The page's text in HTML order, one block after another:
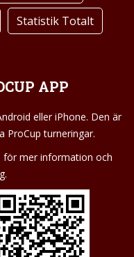
Statistik Totalt
APP
eller iPhone. Den är
ProCup turneringar.
för mer information och